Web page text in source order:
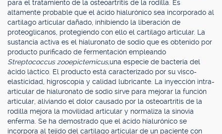
para el tratamiento de la osteoartritis de la rodilla. Es
altamente probable que el ácido hialurónico sea incorporado al
cartílago articular dañado, inhibiendo la liberación de
proteoglicanos, protegiendo con ello el cartílago articular. La
sustancia activa es el hialuronato de sodio que es obtenido por
producto purificado de fermentación empleando
Streptococcus zooepictemicus,una especie de bacteria del
ácido láctico. El producto está caracterizado por su visco-
elasticidad, hígroscopía y calidad lubricante. La inyección intra-
articular de hialuronato de sodio sirve para mejorar la función
articular, aliviando el dolor causado por la osteoartritis de la
rodilla mejora la movilidad articular y normaliza la sinovia
enferma. Se ha demostrado que el ácido hialurónico se
incorpora al tejido del cartílago articular de un paciente con